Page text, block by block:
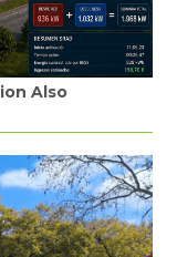
Also